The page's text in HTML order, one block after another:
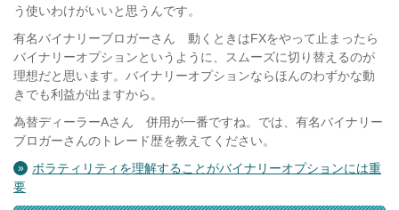
う使いわけがいいと思うんです。
有名バイナリーブロガーさん 動くときはFXをやって止まったら
バイナリーオプションというように、スムーズに切り替えるのが
理想だと思います。バイナリーオプションならほんのわずかな動
きでも利益が出ますから。
為替ディーラーAさん 併用が一番ですね。では、有名バイナリー
ブロガーさんのトレード歴を教えてください。
ボラティリティを理解することがバイナリーオプションには重
要